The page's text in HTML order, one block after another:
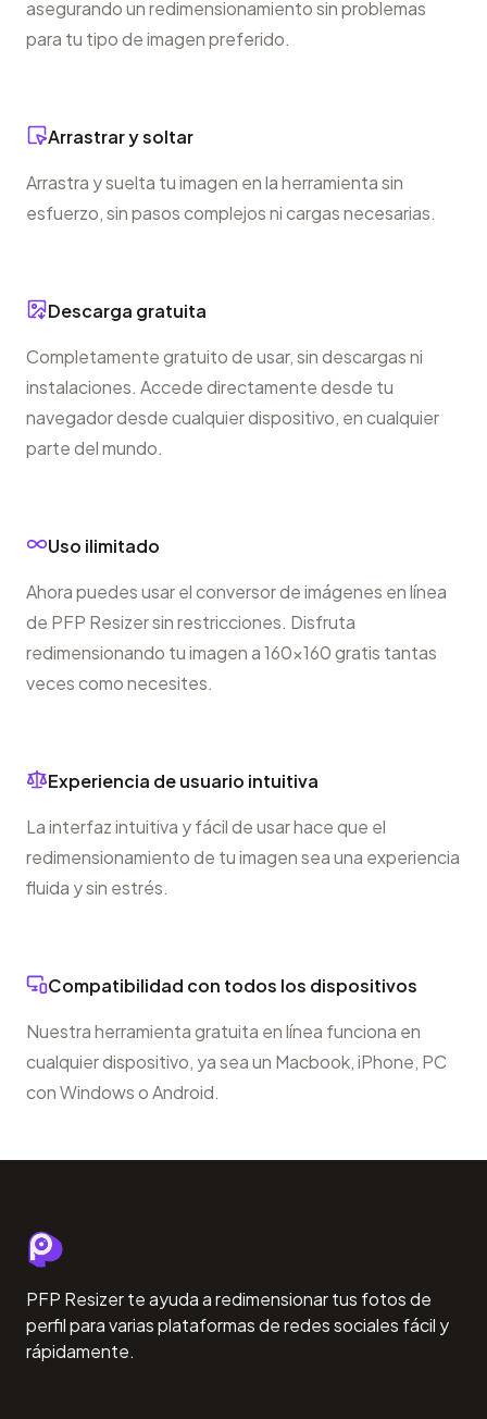
asegurando un redimensionamiento sin problemas
para tu tipo de imagen preferido.
Arrastrar y soltar
Arrastra y suelta tu imagen en la herramienta sin
esfuerzo, sin pasos complejos ni cargas necesarias.
Descarga gratuita
Completamente gratuito de usar, sin descargas ni
instalaciones. Accede directamente desde tu
navegador desde cualquier dispositivo, en cualquier
parte del mundo.
Uso ilimitado
Ahora puedes usar el conversor de imágenes en línea
de PFP Resizer sin restricciones. Disfruta
redimensionando tu imagen a 160x160 gratis tantas
veces como necesites.
Experiencia de usuario intuitiva
La interfaz intuitiva y fácil de usar hace que el
redimensionamiento de tu imagen sea una experiencia
fluida y sin estrés.
Compatibilidad con todos los dispositivos
Nuestra herramienta gratuita en línea funciona en
cualquier dispositivo, ya sea un Macbook, iPhone, PC
con Windows o Android.
PFP Resizer te ayuda a redimensionar tus fotos de
perfil para varias plataformas de redes sociales fácil y
rápidamente.